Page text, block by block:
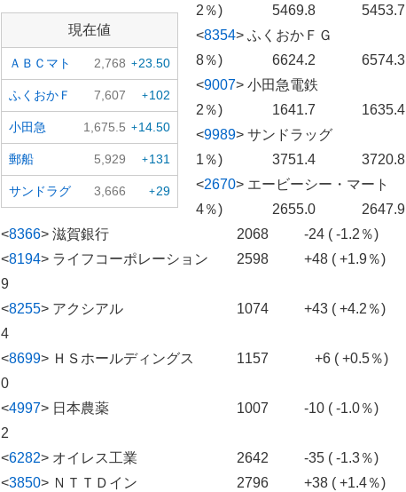
現在値
ＡＢＣマト 2,768 +23.50
ふくおかＦ 7,607 +102
小田急 1,675.5 +14.50
郵船 5,929 +131
サンドラグ 3,666 +29
2％) 5469.8 5453.7
<8354> ふくおかＦＧ
8％) 6624.2 6574.3
<9007> 小田急電鉄
2％) 1641.7 1635.4
<9989> サンドラッグ
1％) 3751.4 3720.8
<2670> エービーシー・マ
4％) 2655.0 2647.9
<8366> 滋賀銀行 2068 -24 ( -1.2％)
<8194> ライフコーポレーション 2598 +48 (
9
<8255> アクシアル 1074 +43 ( +4.2％
4
<8699> ＨＳホールディングス 1157 +6 (
0
<4997> 日本農薬 1007 -10 ( -1.0
2
<6282> オイレス工業 2642 -35 ( -1.3％)
<3850> ＮＴＴＤイン 2796 +38 ( +1.4